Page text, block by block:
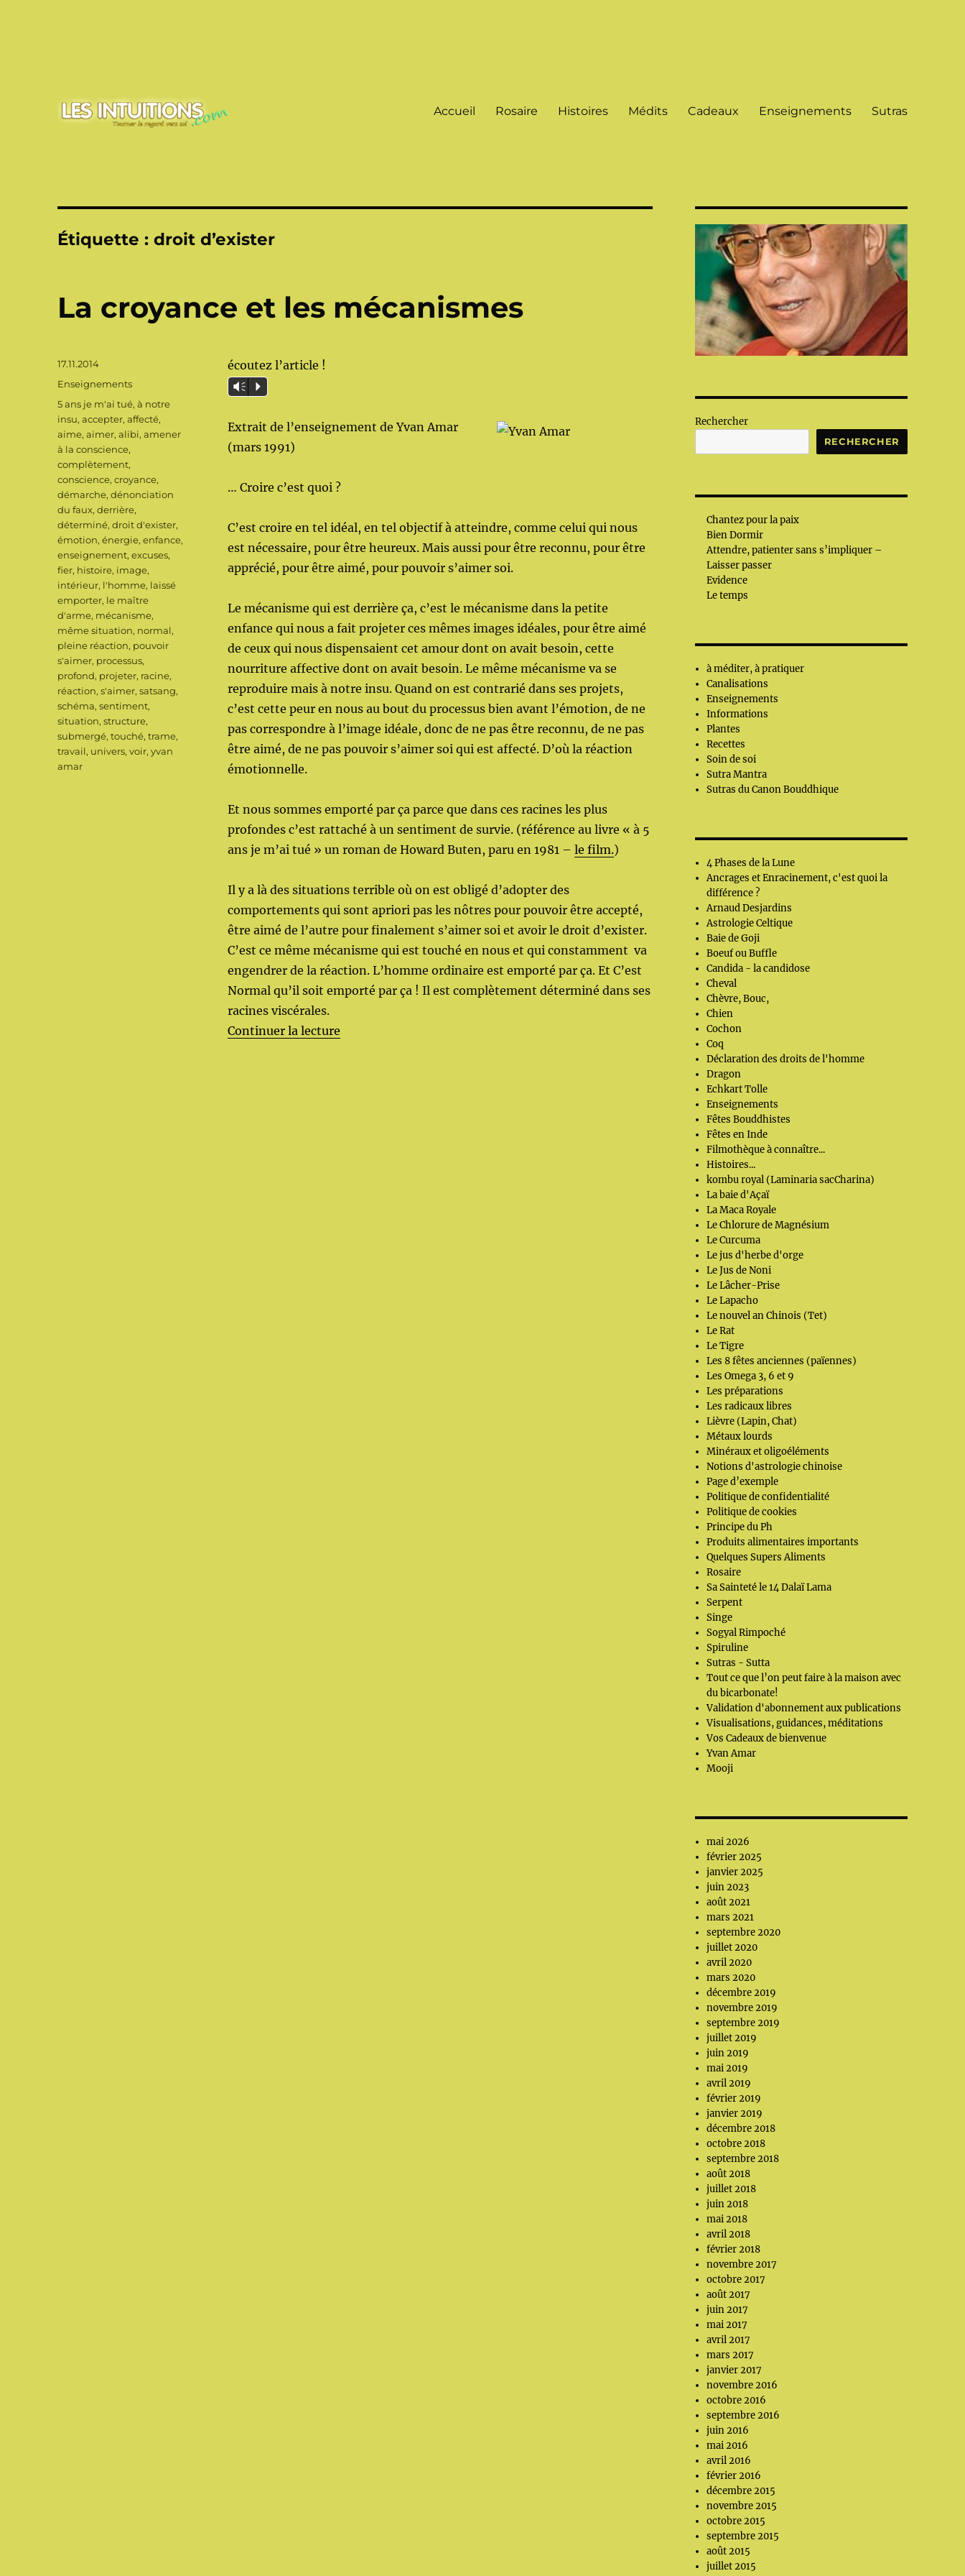
Accueil Rosaire Histoires Médits Cadeaux Enseignements Sutras
Étiquette :droit d’exister
La croyance et les mécanismes
écoutez l’article !
Vm P
Extrait de l’enseignement de Yvan Amar
(mars 1991)
… Croire c’est quoi ?
C’est croire en tel idéal, en tel objectif à atteindre, comme celui qui nous
est nécessaire, pour être heureux. Mais aussi pour être reconnu, pour être
apprécié, pour être aimé, pour pouvoir s’aimer soi.
Le mécanisme qui est derrière ça, c’est le mécanisme dans la petite
enfance qui nous a fait projeter ces mêmes images idéales, pour être aimé
de ceux qui nous dispensaient cet amour dont on avait besoin, cette
nourriture affective dont on avait besoin. Le même mécanisme va se
reproduire mais à notre insu. Quand on est contrarié dans ses projets,
c’est cette peur en nous au bout du processus bien avant l’émotion, de ne
pas correspondre à l’image idéale, donc de ne pas être reconnu, de ne pas
être aimé, de ne pas pouvoir s’aimer soi qui est affecté. D’où la réaction
émotionnelle.
Et nous sommes emporté par ça parce que dans ces racines les plus
profondes c’est rattaché à un sentiment de survie. (référence au livre « à 5
ans je m’ai tué » un roman de Howard Buten, paru en 1981 – le film.)
Il y a là des situations terrible où on est obligé d’adopter des
comportements qui sont apriori pas les nôtres pour pouvoir être accepté,
être aimé de l’autre pour finalement s’aimer soi et avoir le droit d’exister.
C’est ce même mécanisme qui est touché en nous et qui constamment va
engendrer de la réaction. L’homme ordinaire est emporté par ça. Et C’est
Normal qu’il soit emporté par ça ! Il est complètement déterminé dans ses
racines viscérales.
Continuer la lecturede « La croyance et les mécanismes »
Publié
17.11.2014
Catégories
Enseignements
Étiquettes
5 ans je m'ai tué,à notre
insu,accepter,affecté,
aime,aimer,alibi,amener
à la conscience,
complètement,
conscience,croyance,
démarche,dénonciation
du faux,derrière,
déterminé,droit d'exister,
émotion,énergie,enfance,
enseignement,excuses,
fier, histoire, image,
intérieur, l'homme, laissé
emporter, le maître
d'arme, mécanisme,
même situation, normal,
pleine réaction, pouvoir
s'aimer, processus,
profond, projeter, racine,
réaction,s'aimer,satsang,
schéma,sentiment,
situation,structure,
submergé,touché,trame,
travail, univers,voir,yvan
amar
Rechercher
RECHERCHER
Chantez pour la paix
Bien Dormir
Attendre, patienter sans s’impliquer –
Laisser passer
Evidence
Le temps
à méditer, à pratiquer
Canalisations
Enseignements
Informations
Plantes
Recettes
Soin de soi
Sutra Mantra
Sutras du Canon Bouddhique
4 Phases de la Lune
Ancrages et Enracinement, c'est quoi la
différence ?
Arnaud Desjardins
Astrologie Celtique
Baie de Goji
Boeuf ou Buffle
Candida - la candidose
Cheval
Chèvre, Bouc,
Chien
Cochon
Coq
Déclaration des droits de l'homme
Dragon
Echkart Tolle
Enseignements
Fêtes Bouddhistes
Fêtes en Inde
Filmothèque à connaître...
Histoires...
kombu royal (Laminaria sacCharina)
La baie d'Açaï
La Maca Royale
Le Chlorure de Magnésium
Le Curcuma
Le jus d'herbe d'orge
Le Jus de Noni
Le Lâcher-Prise
Le Lapacho
Le nouvel an Chinois (Tet)
Le Rat
Le Tigre
Les 8 fêtes anciennes (païennes)
Les Omega 3, 6 et 9
Les préparations
Les radicaux libres
Lièvre (Lapin, Chat)
Métaux lourds
Minéraux et oligoéléments
Notions d'astrologie chinoise
Page d’exemple
Politique de confidentialité
Politique de cookies
Principe du Ph
Produits alimentaires importants
Quelques Supers Aliments
Rosaire
Sa Sainteté le 14 Dalaï Lama
Serpent
Singe
Sogyal Rimpoché
Spiruline
Sutras - Sutta
Tout ce que l’on peut faire à la maison avec
du bicarbonate!
Validation d'abonnement aux publications
Visualisations, guidances, méditations
Vos Cadeaux de bienvenue
Yvan Amar
Mooji
mai 2026
février 2025
janvier 2025
juin 2023
août 2021
mars 2021
septembre 2020
juillet 2020
avril 2020
mars 2020
décembre 2019
novembre 2019
septembre 2019
juillet 2019
juin 2019
mai 2019
avril 2019
février 2019
janvier 2019
décembre 2018
octobre 2018
septembre 2018
août 2018
juillet 2018
juin 2018
mai 2018
avril 2018
février 2018
novembre 2017
octobre 2017
août 2017
juin 2017
mai 2017
avril 2017
mars 2017
janvier 2017
novembre 2016
octobre 2016
septembre 2016
juin 2016
mai 2016
avril 2016
février 2016
décembre 2015
novembre 2015
octobre 2015
septembre 2015
août 2015
juillet 2015